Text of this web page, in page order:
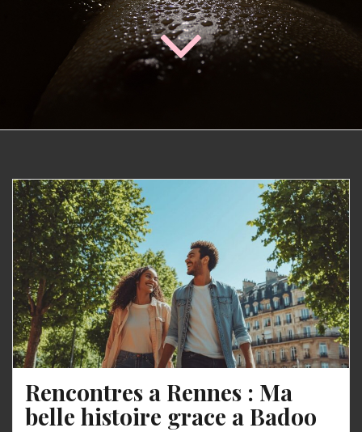
Rencontres a Rennes : Ma
belle histoire grace a Badoo